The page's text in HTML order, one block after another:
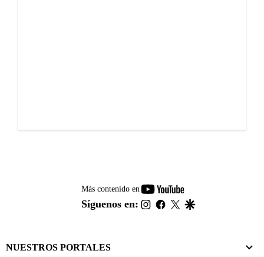
Más contenido en
youtube-
footer
Síguenos en: instagram
facebook
twitter
NUESTROS PORTALES